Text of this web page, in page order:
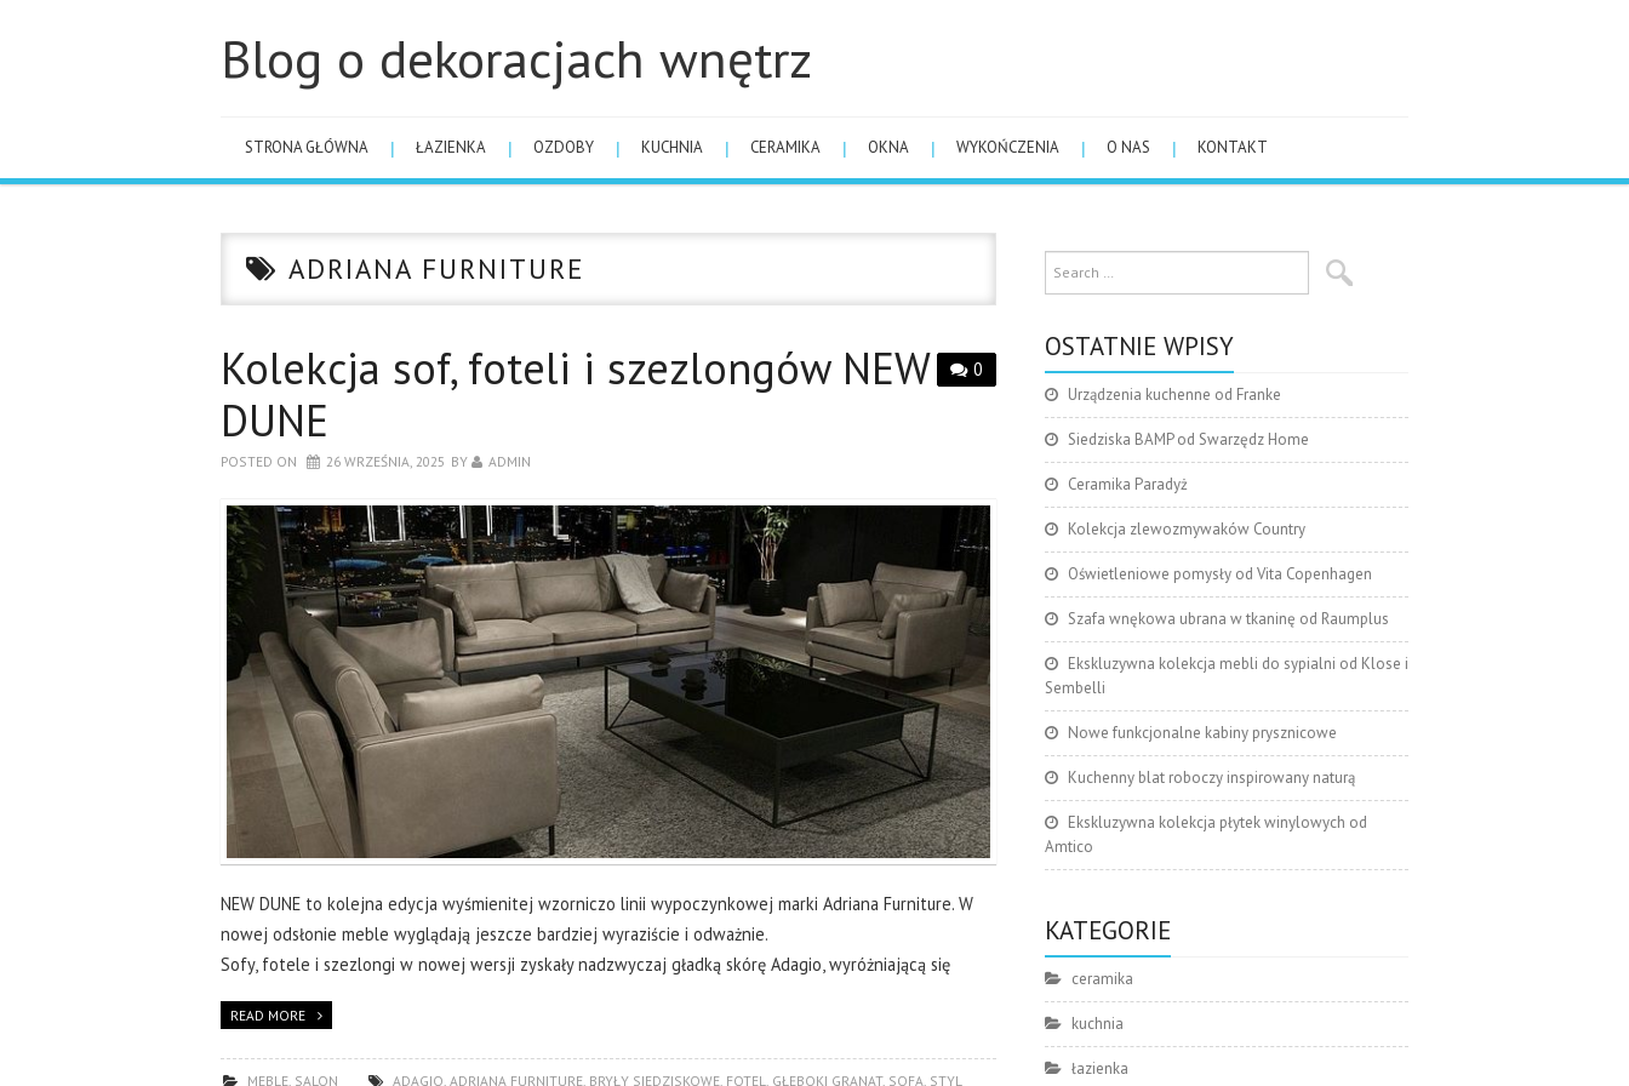
Blog o dekoracjach wnętrz
STRONA GŁÓWNA ŁAZIENKA OZDOBY KUCHNIA CERAMIKA OKNA WYKOŃCZENIA O NAS KONTAKT
ADRIANA FURNITURE
0
Kolekcja sof, foteli i szezlongów NEW
DUNE
POSTED ON 26 WRZEŚNIA, 2025 BY ADMIN
NEW DUNE to kolejna edycja wyśmienitej wzorniczo linii wypoczynkowej marki Adriana Furniture. W
nowej odsłonie meble wyglądają jeszcze bardziej wyraziście i odważnie.
Sofy, fotele i szezlongi w nowej wersji zyskały nadzwyczaj gładką skórę Adagio, wyróżniającą się
READ MORE
MEBLE, SALON ADAGIO ADRIANA FURNITURE, BRYŁY SIEDZISKOWE, FOTEL GŁĘBOKI GRANAT, SOFA STYL
OSTATNIE WPISY
Urządzenia kuchenne od Franke
Siedziska BAMP od Swarzędz Home
Ceramika Paradyż
Kolekcja zlewozmywaków Country
Oświetleniowe pomysły od Vita Copenhagen
Szafa wnękowa ubrana w tkaninę od Raumplus
Ekskluzywna kolekcja mebli do sypialni od Klose i
Sembelli
Nowe funkcjonalne kabiny prysznicowe
Kuchenny blat roboczy inspirowany naturą
Ekskluzywna kolekcja płytek winylowych od
Amtico
KATEGORIE
ceramika
kuchnia
łazienka